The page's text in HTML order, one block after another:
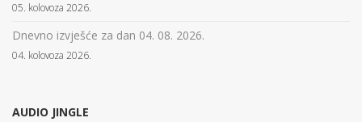
05. kolovoza 2026.
Dnevno izvješće za dan 04. 08. 2026.
04. kolovoza 2026.
AUDIO JINGLE